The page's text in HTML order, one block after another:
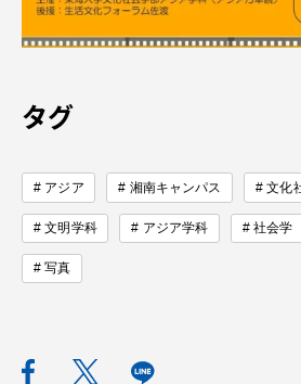
タグ
アジア 湘南キャンパス 文化
文明学科 アジア学科 社会学
写真